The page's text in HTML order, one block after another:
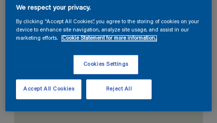
Seção de cores
We respect your privacy.
By clicking “Accept All Cookies”, you agree to the storing of cookies on your
device to enhance site navigation, analyze site usage, and assist in our
marketing efforts.
Cookie Statement for more information.
Cookies Settings
Reject All
Accept All Cookies